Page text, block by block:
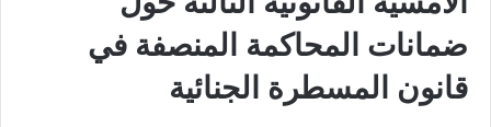
ضمانات المحاكمة المنصفة في
قانون المسطرة الجنائية